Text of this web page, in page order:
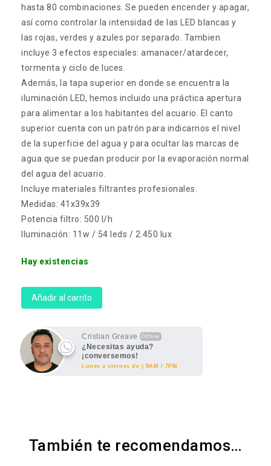
hasta 80 combinaciones. Se pueden encender y apagar,
así como controlar la intensidad de las LED blancas y
las rojas, verdes y azules por separado. Tambien
incluye 3 efectos especiales: amanacer/atardecer,
tormenta y ciclo de luces.
Además, la tapa superior en donde se encuentra la
iluminación LED, hemos incluido una práctica apertura
para alimentar a los habitantes del acuario. El canto
superior cuenta con un patrón para indicarnos el nivel
de la superficie del agua y para ocultar las marcas de
agua que se puedan producir por la evaporación normal
del agua del acuario.
Incluye materiales filtrantes profesionales.
Medidas: 41x39x39
Potencia filtro: 500 l/h
Iluminación: 11w / 54 leds / 2.450 lux
Hay existencias
Añadir al carrito
Cristian Greave Offline
¿Necesitas ayuda?
¡conversemos!
Lunes a viernes de ) 9AM / 7PM
También te recomendamos…